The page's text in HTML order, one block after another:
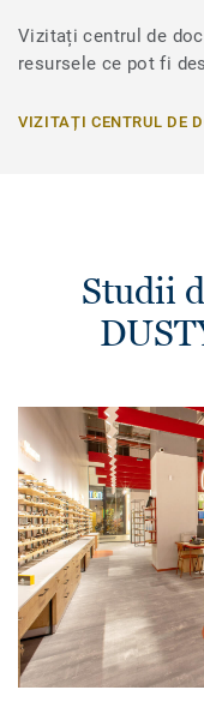
Vizitați centrul de
resursele ce pot fi
VIZITAȚI CENTRUL DE
Studii